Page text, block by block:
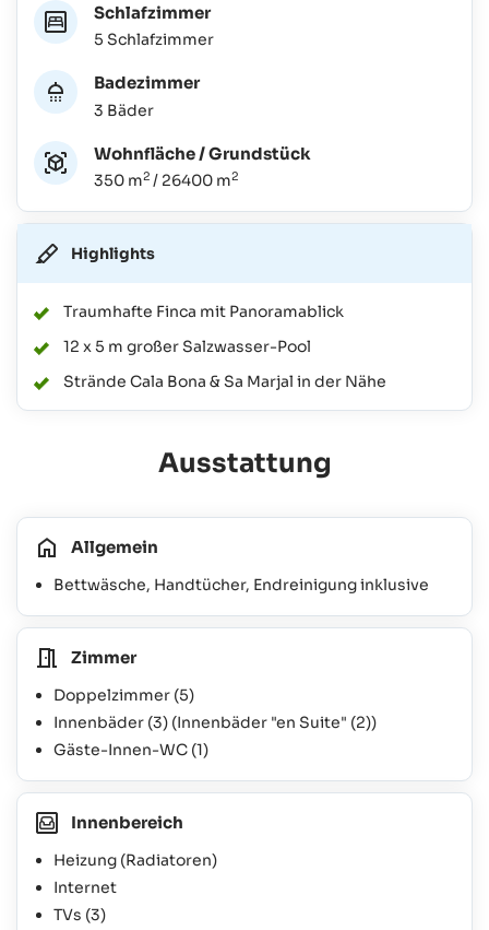
Schlafzimmer
5 Schlafzimmer
Badezimmer
3 Bäder
Wohnfläche / Grundstück
350 m2 / 26400 m2
Highlights
Traumhafte Finca mit Panoramablick
12 x 5 m großer Salzwasser-Pool
Strände Cala Bona & Sa Marjal in der Nähe
Ausstattung
Allgemein
Bettwäsche, Handtücher, Endreinigung inklusive
Zimmer
Doppelzimmer (5)
Innenbäder (3) (Innenbäder "en Suite" (2))
Gäste-Innen-WC (1)
Innenbereich
Heizung (Radiatoren)
Internet
TVs (3)